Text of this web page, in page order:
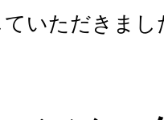
ていただきまし